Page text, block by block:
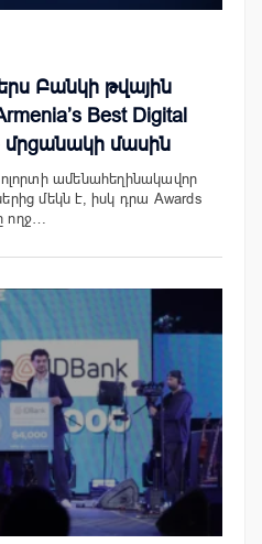
Բանկի թվային
Best Digital
մրցանակի մասին
ամենահեղինակավոր
մեկն է, իսկ դրա Awards
ողջ…